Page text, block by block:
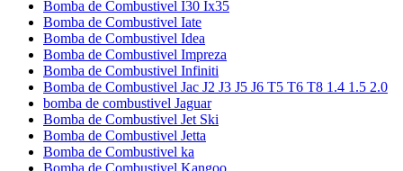
Bomba de Combustivel I30 Ix35
Bomba de Combustivel Iate
Bomba de Combustivel Idea
Bomba de Combustivel Impreza
Bomba de Combustivel Infiniti
Bomba de Combustivel Jac J2 J3 J5 J6 T5 T6 T8 1.4 1.5 2.0
bomba de combustivel Jaguar
Bomba de Combustivel Jet Ski
Bomba de Combustivel Jetta
Bomba de Combustivel ka